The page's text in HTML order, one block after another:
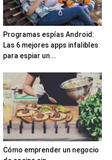
Programas espías Android:
Las 6 mejores apps infalibles
para espiar un...
Cómo emprender un negocio